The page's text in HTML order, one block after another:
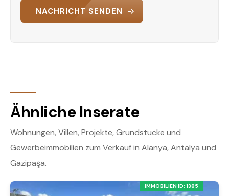
NACHRICHT SENDEN
Ähnliche Inserate
Wohnungen, Villen, Projekte, Grundstücke und
Gewerbeimmobilien zum Verkauf in Alanya, Antalya und
Gazipaşa.
IMMOBILIEN ID: 1385